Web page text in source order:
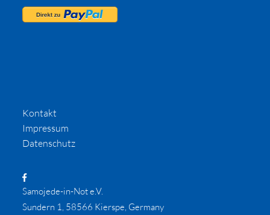
Kontakt
Impressum
Datenschutz
Samojede-in-Not e.V.
Sundern 1, 58566 Kierspe, Germany